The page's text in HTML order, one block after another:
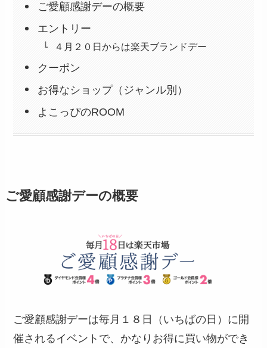
ご愛顧感謝デーの概要
エントリー
４月２０日からは楽天ブランドデー
クーポン
お得なショップ（ジャンル別）
よこっぴのROOM
ご愛顧感謝デーの概要
ご愛顧感謝デーは毎月１８日（いちばの日）に開
催されるイベントで、かなりお得に買い物ができ